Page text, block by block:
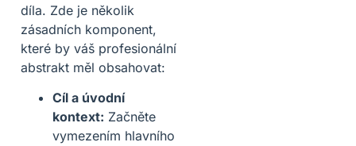
díla. Zde je několik
zásadních komponent,
které by váš profesionální
abstrakt měl obsahovat:
Cíl a úvodní
kontext: Začněte
vymezením hlavního